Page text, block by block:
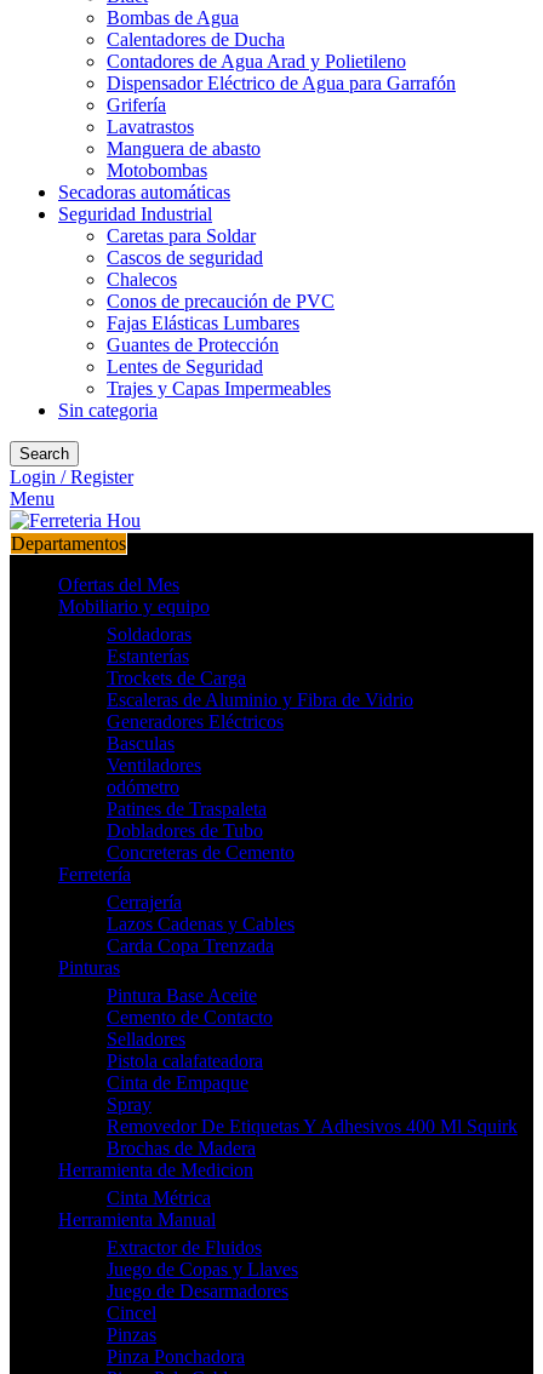
Bombas de Agua
Calentadores de Ducha
Contadores de Agua Arad y Polietileno
Dispensador Eléctrico de Agua para Garrafón
Grifería
Lavatrastos
Manguera de abasto
Motobombas
Secadoras automáticas
Seguridad Industrial
Caretas para Soldar
Cascos de seguridad
Chalecos
Conos de precaución de PVC
Fajas Elásticas Lumbares
Guantes de Protección
Lentes de Seguridad
Trajes y Capas Impermeables
Sin categoria
Search
Login / Register
Menu
Departamentos
Ofertas del Mes
Mobiliario y equipo
Soldadoras
Estanterías
Trockets de Carga
Escaleras de Aluminio y Fibra de Vidrio
Generadores Eléctricos
Basculas
Ventiladores
odómetro
Patines de Traspaleta
Dobladores de Tubo
Concreteras de Cemento
Ferretería
Cerrajería
Lazos Cadenas y Cables
Carda Copa Trenzada
Pinturas
Pintura Base Aceite
Cemento de Contacto
Selladores
Pistola calafateadora
Cinta de Empaque
Spray
Removedor De Etiquetas Y Adhesivos 400 Ml Squirk
Brochas de Madera
Herramienta de Medicion
Cinta Métrica
Herramienta Manual
Extractor de Fluidos
Juego de Copas y Llaves
Juego de Desarmadores
Cincel
Pinzas
Pinza Ponchadora